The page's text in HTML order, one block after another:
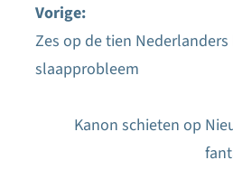
Bericht
Vorige:
Zes op de tien
slaapprobleem
Kanon schieten op